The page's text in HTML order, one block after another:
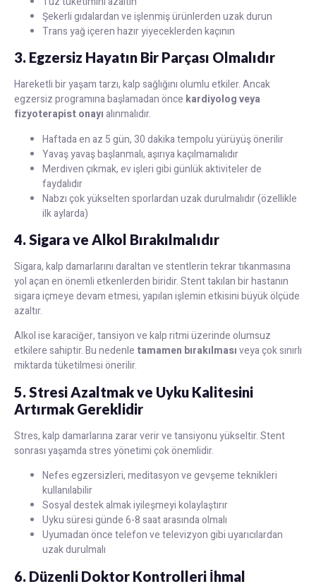
Şekerli gıdalardan ve işlenmiş ürünlerden uzak durun
Trans yağ içeren hazır yiyeceklerden kaçının
3. Egzersiz Hayatın Bir Parçası Olmalıdır
Hareketli bir yaşam tarzı, kalp sağlığını olumlu etkiler. Ancak
egzersiz programına başlamadan önce kardiyolog veya
fizyoterapist onayıalınmalıdır.
Haftada en az 5 gün, 30 dakika tempolu yürüyüş önerilir
Yavaş yavaş başlanmalı, aşırıya kaçılmamalıdır
Merdiven çıkmak, ev işleri gibi günlük aktiviteler de
faydalıdır
Nabzı çok yükselten sporlardan uzak durulmalıdır (özellikle
ilk aylarda)
4. Sigara ve Alkol Bırakılmalıdır
Sigara, kalp damarlarını daraltan ve stentlerin tekrar tıkanmasına
yol açan en önemli etkenlerden biridir. Stent takılan bir hastanın
sigara içmeye devam etmesi, yapılan işlemin etkisini büyük ölçüde
azaltır.
Alkol ise karaciğer, tansiyon ve kalp ritmi üzerinde olumsuz
etkilere sahiptir. Bu nedenle tamamen bırakılmasıveya çok sınırlı
miktarda tüketilmesi önerilir.
5. Stresi Azaltmak ve Uyku Kalitesini
Artırmak Gereklidir
Stres, kalp damarlarına zarar verir ve tansiyonu yükseltir. Stent
sonrası yaşamda stres yönetimi çok önemlidir.
Nefes egzersizleri, meditasyon ve gevşeme teknikleri
kullanılabilir
Sosyal destek almak iyileşmeyi kolaylaştırır
Uyku süresi günde 6-8 saat arasında olmalı
Uyumadan önce telefon ve televizyon gibi uyarıcılardan
uzak durulmalı
6. Düzenli Doktor Kontrolleri İhmal